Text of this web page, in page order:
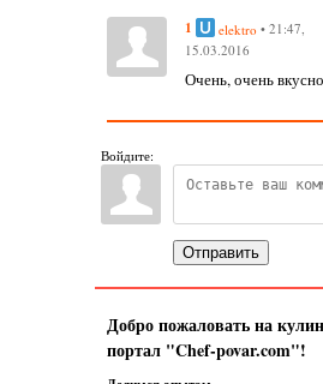
1 elektro • 21:47,
15.03.2016
Очень, очень
Войдите:
Отправить
Добро пожаловать на
портал "Chef-povar.com"!